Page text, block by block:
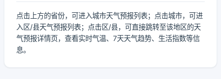
点击上方的省份，可进入城市天气预报列表；点击城市，可进
入区/县天气预报列表；点击区/县，可直接跳转至该地区的天
气预报详情页，查看实时气温、7天天气趋势、生活指数等信
息。